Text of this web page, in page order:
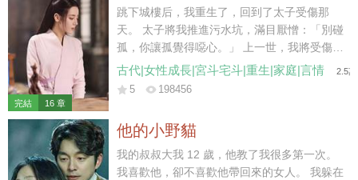
分一秒。 童潔走上前，按照往常那樣幫他把脫
下的西服掛起來，“飯菜已經準備好了，我去給
你熱一下。” 莫紹謙按照合約約定，側臉親了
她一口，神色卻是一如既往的淡漠，“你每天這
樣惺惺作態不累？每天做這些，明知道我也不
會吃。” 說罷，他從口袋裏掏出一個盒子，扔
物。” “前天。”童潔道。 “什麼？”莫紹謙皺眉。
“結婚紀念日，是前天。” 他每一年都會按照合
約上所約定的給她帶禮物，但每一年也都會記
完結 16 章
跳下城樓后，我重生了，回到了太子受傷那
天。 太子將我推進污水坑，滿目厭憎：「別碰
孤，你讓孤覺得噁心。」 上一世，我將受傷的
蕭澤背出荒野，得到皇上賜婚，成了太子妃。
不料，我愛他如命，他卻厭我入骨，大婚第三
白，他的心是捂不熱的，但一切都晚了。 我只
能含恨跳了城樓。 這一世…… 我看著身受重
傷，卻把我推開，不許我靠近的蕭澤。 冷冷地
古代|女性成長|宮斗宅斗|重生|家庭|言情 2.5
5 198456
他的小野貓
我的叔叔大我 12 歲，他教了我很多第一次。
我喜歡他，卻不喜歡他帶回來的女人。 我躲在